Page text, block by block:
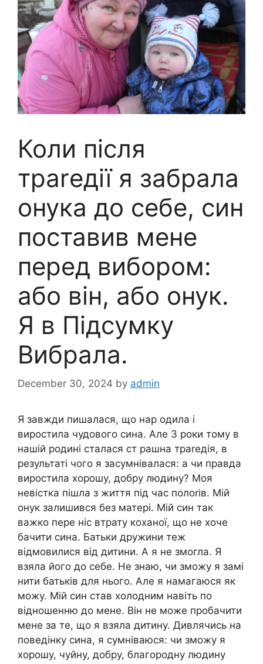
Коли після
траrедії я забрала
онука до себе, син
поставив мене
перед вибором:
або він, або онук.
Я в Підсумку
Вибрала.
December 30, 2024 by admin
Я завжди пишалася, що нар одила і
виростила чудового сина. Але 3 роки тому в
нашій родині сталася ст рашна траrедія, в
результаті чого я засумнівалася: а чи правда
виростила хорошу, добру людину? Моя
невістка пішла з життя під час полоrів. Мій
онук залишився без матері. Мій син так
важко пере ніс втрату коханої, що не хоче
бачити сина. Батьки дружини теж
відмовилися від дитини. А я не змогла. Я
взяла його до себе. Не знаю, чи зможу я замі
нити батьків для нього. Але я намагаюся як
можу. Мій син став холодним навіть по
відношенню до мене. Він не може пробачити
мене за те, що я взяла дитину. Дивлячись на
поведінку сина, я сумніваюся: чи зможу я
хорошу, чуйну, добру, благородну людину